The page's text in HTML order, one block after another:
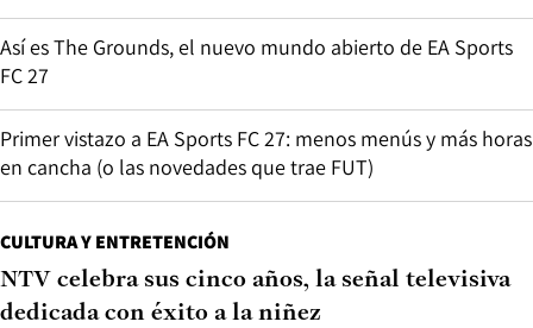
Así es The Grounds, el nuevo mundo abierto de EA Sports
FC 27
Primer vistazo a EA Sports FC 27: menos menús y más horas
en cancha (o las novedades que trae FUT)
CULTURA Y ENTRETENCIÓN
NTV celebra sus cinco años, la señal televisiva
dedicada con éxito a la niñez